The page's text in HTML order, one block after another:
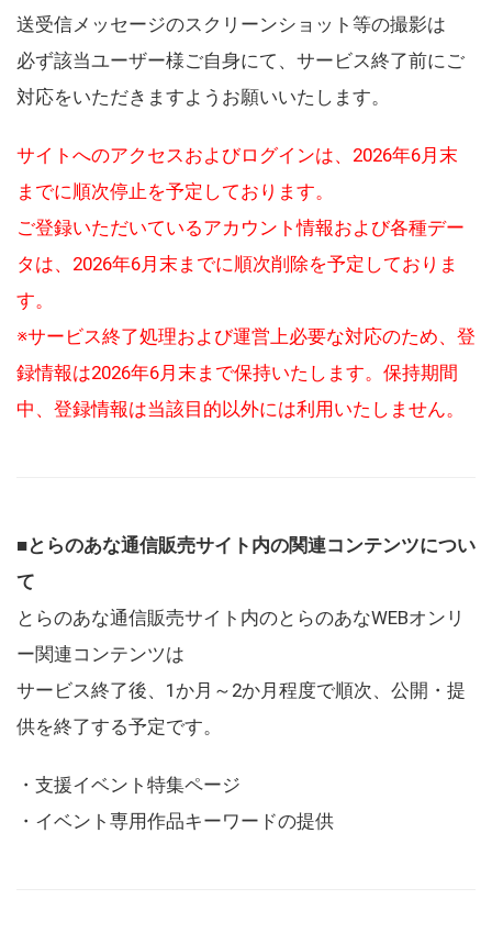
送受信メッセージのスクリーンショット等の撮影は
必ず該当ユーザー様ご自身にて、サービス終了前にご
対応をいただきますようお願いいたします。
サイトへのアクセスおよびログインは、2026年6月末
までに順次停止を予定しております。
ご登録いただいているアカウント情報および各種デー
タは、2026年6月末までに順次削除を予定しておりま
す。
※サービス終了処理および運営上必要な対応のため、登
録情報は2026年6月末まで保持いたします。保持期間
中、登録情報は当該目的以外には利用いたしません。
■とらのあな通信販売サイト内の関連コンテンツについ
て
とらのあな通信販売サイト内のとらのあなWEBオンリ
ー関連コンテンツは
サービス終了後、1か月～2か月程度で順次、公開・提
供を終了する予定です。
・支援イベント特集ページ
・イベント専用作品キーワードの提供